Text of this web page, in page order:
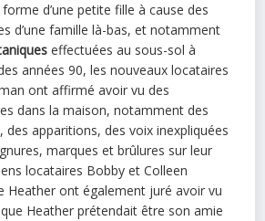
d’une petite fille à cause des
d’une famille là-bas, et notamment
effectuées au sous-sol à
années 90, les nouveaux locataires
ont affirmé avoir vu des
dans lamaison, notamment des
des apparitions, des voix inexpliquées
marques et brûlures sur leur
locataires Bobby et Colleen
Heather ont également juré avoir vu
Heather prétendait être son amie